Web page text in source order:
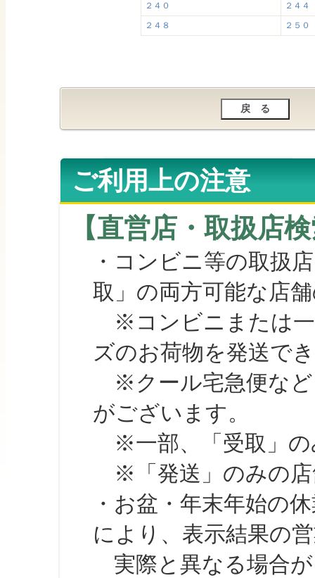
２４０
２４４
２４８
２５０
ご利用上の注意
【直営店・取扱店
・コンビニ等の取扱
取」の両方可能な店
※コンビニまたは一
ズのお荷物を発送で
※クール宅急便など
がございます。
※一部、「受取」の
※「発送」のみの店
・お盆・年末年始の
により、表示結果の
実際と異なる場合が